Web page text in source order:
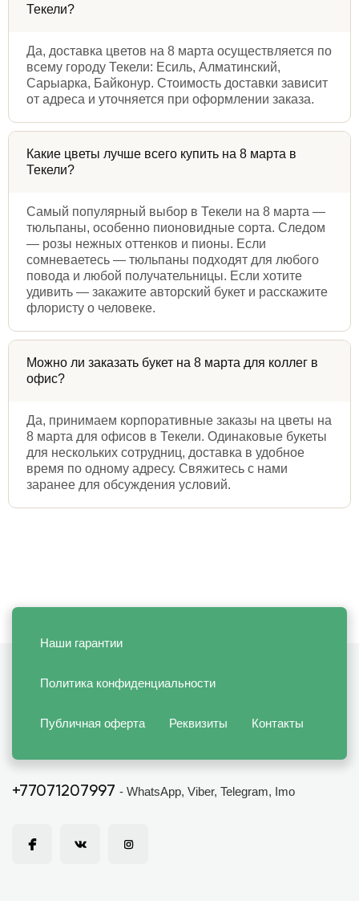
Текели?
Да, доставка цветов на 8 марта осуществляется по
всему городу Текели: Есиль, Алматинский,
Сарыарка, Байконур. Стоимость доставки зависит
от адреса и уточняется при оформлении заказа.
Какие цветы лучше всего купить на 8 марта в
Текели?
Самый популярный выбор в Текели на 8 марта —
тюльпаны, особенно пионовидные сорта. Следом
— розы нежных оттенков и пионы. Если
сомневаетесь — тюльпаны подходят для любого
повода и любой получательницы. Если хотите
удивить — закажите авторский букет и расскажите
флористу о человеке.
Можно ли заказать букет на 8 марта для коллег в
офис?
Да, принимаем корпоративные заказы на цветы на
8 марта для офисов в Текели. Одинаковые букеты
для нескольких сотрудниц, доставка в удобное
время по одному адресу. Свяжитесь с нами
заранее для обсуждения условий.
Наши гарантии
Политика конфиденциальности
Публичная оферта Реквизиты Контакты
+77071207997 - WhatsApp, Viber, Telegram, Imo